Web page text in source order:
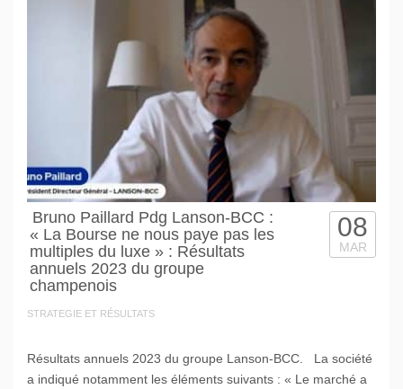
Bruno Paillard Pdg Lanson-BCC :
« La Bourse ne nous paye pas les
multiples du luxe » : Résultats
annuels 2023 du groupe
champenois
STRATEGIE ET RÉSULTATS
08
MAR
Résultats annuels 2023 du groupe Lanson-BCC. La société
a indiqué notamment les éléments suivants : « Le marché a